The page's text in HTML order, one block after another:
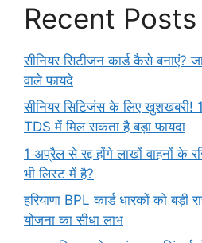
Recent Posts
सीनियर सिटीजन कार्ड कैसे बनाएं?
वाले फायदे
सीनियर सिटिजंस के लिए
TDS में मिल सकता है बड़ा फायदा
1 अप्रैल से रद्द होंगे लाखों वाहनों के
भी लिस्ट में है?
हरियाणा BPL कार्ड धारकों को बड़ी
योजना का सीधा लाभ